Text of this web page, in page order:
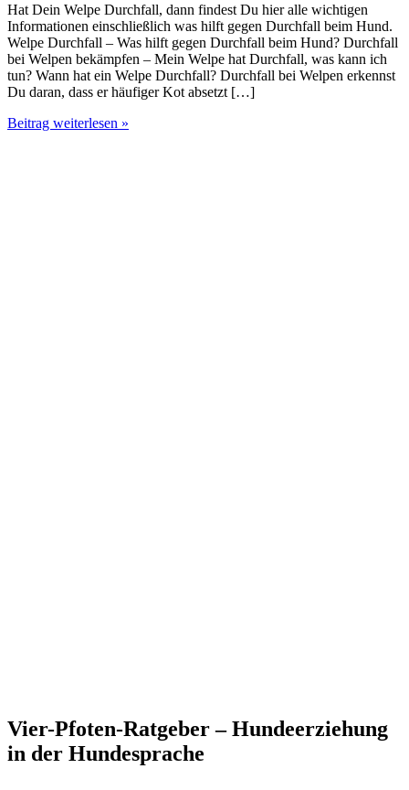
Hat Dein Welpe Durchfall, dann findest Du hier alle wichtigen
Informationen einschließlich was hilft gegen Durchfall beim Hund.
Welpe Durchfall – Was hilft gegen Durchfall beim Hund? Durchfall
bei Welpen bekämpfen – Mein Welpe hat Durchfall, was kann ich
tun? Wann hat ein Welpe Durchfall? Durchfall bei Welpen erkennst
Du daran, dass er häufiger Kot absetzt […]
Hat
Beitrag weiterlesen »
Vier-Pfoten-Ratgeber – Hundeerziehung
in der Hundesprache